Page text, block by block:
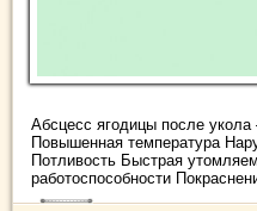
Абсцесс ягодицы после
Повышенная температура
Потливость Быстрая
работоспособности